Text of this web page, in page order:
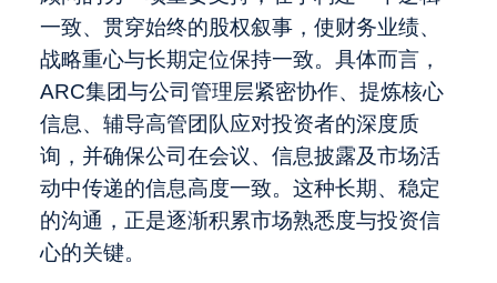
一致、贯穿始终的股权叙事，使财务业绩、
战略重心与长期定位保持一致。具体而言，
ARC集团与公司管理层紧密协作、提炼核心
信息、辅导高管团队应对投资者的深度质
询，并确保公司在会议、信息披露及市场活
动中传递的信息高度一致。这种长期、稳定
的沟通，正是逐渐积累市场熟悉度与投资信
心的关键。